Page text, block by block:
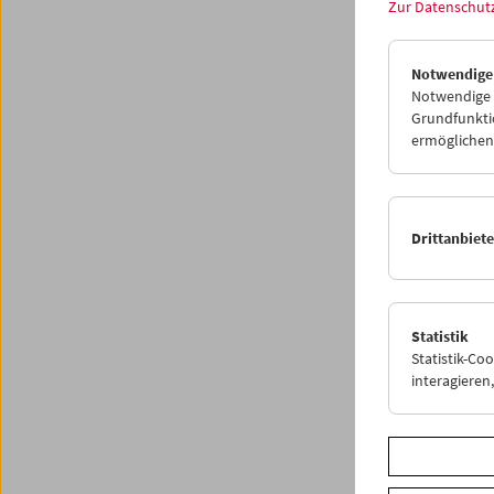
Zur
Notwendige
Statistik
Statistik-